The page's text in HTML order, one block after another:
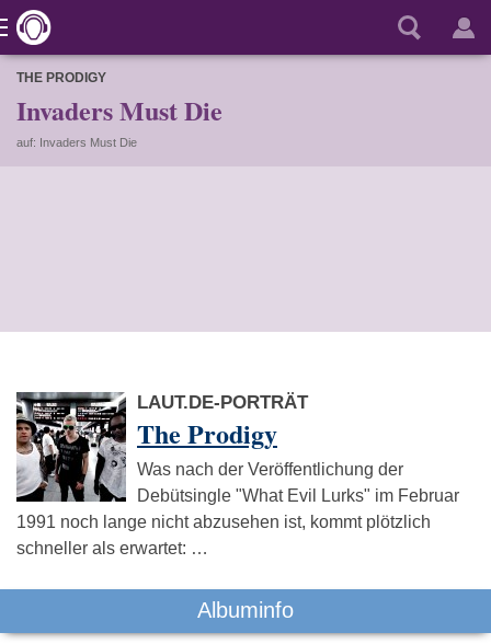
THE PRODIGY
Invaders Must Die
auf: Invaders Must Die
LAUT.DE-PORTRÄT
The Prodigy
Was nach der Veröffentlichung der
Debütsingle "What Evil Lurks" im Februar
1991 noch lange nicht abzusehen ist, kommt plötzlich
schneller als erwartet: …
Albuminfo